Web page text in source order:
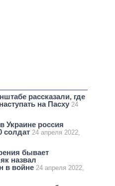
рассказали, где
на Пасху 24
Украине россия
солдат 24 апреля 2022,
бывает
назвал
в войне 24 апреля 2022,